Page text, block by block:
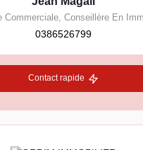
Commerciale, Conseillère En
0386526799
Contact rapide